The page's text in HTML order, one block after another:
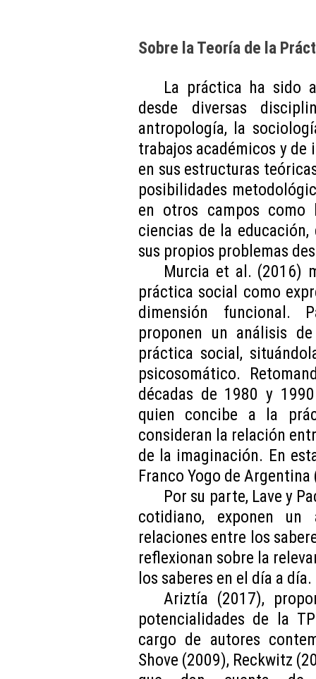
Sobre la Teoría de la
La práctica ha sido
desde diversas
antropología, la
trabajos académicos y
en sus estructuras
posibilidades
en otros campos como
ciencias de la
sus propios problemas
Murcia et al. (2016)
práctica social como
dimensión funcional.
proponen un análisis
práctica social,
psicosomático.
décadas de 1980 y
quien concibe a la
consideran la relación
de la imaginación. En
Franco Yogo de
Por su parte, Lave y
cotidiano, exponen
relaciones entre los
reflexionan sobre la
los saberes en el día a día.
Ariztía (2017),
potencialidades de la
cargo de autores
Shove (2009), Reckwitz